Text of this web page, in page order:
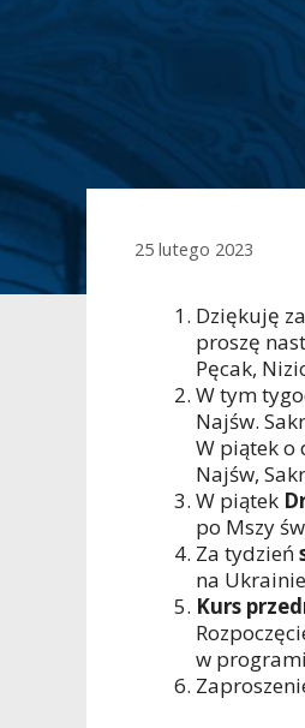
25 lutego 2023
Dziękuję
proszę
Pęcak,
W tym
Najśw.
W piątek o
Najśw,
W piątek
po Mszy
Za tydzień
na
Kurs
w